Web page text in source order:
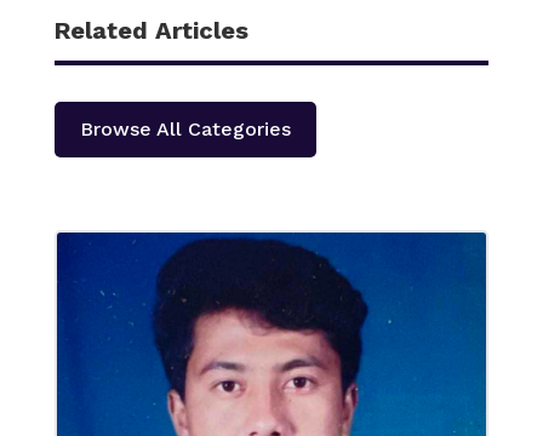
Related Articles
Browse All Categories